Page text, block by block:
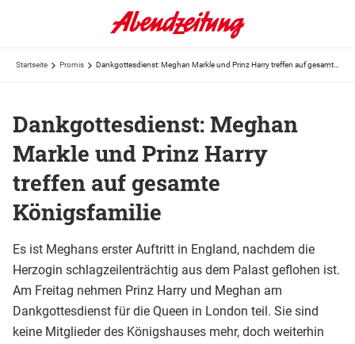
Startseite Promis
Dankgottesdienst: Meghan
Markle und Prinz Harry
treffen auf gesamte
Königsfamilie
Es ist Meghans erster Auftritt in England, nachdem die
Herzogin schlagzeilenträchtig aus dem Palast geflohen ist.
Am Freitag nehmen Prinz Harry und Meghan am
Dankgottesdienst für die Queen in London teil. Sie sind
keine Mitglieder des Königshauses mehr, doch weiterhin